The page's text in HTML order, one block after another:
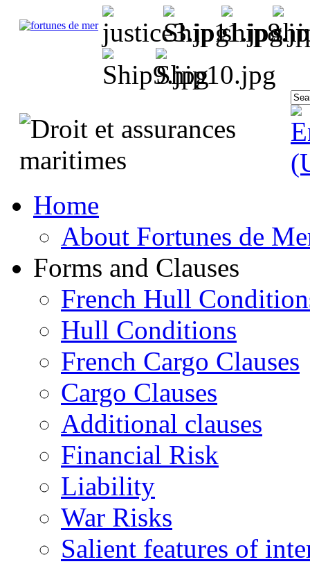
Home
About Fortunes de
Forms and Clauses
French Hull
Hull Conditions
French Cargo Clauses
Cargo Clauses
Additional clauses
Financial Risk
Liability
War Risks
Salient features of